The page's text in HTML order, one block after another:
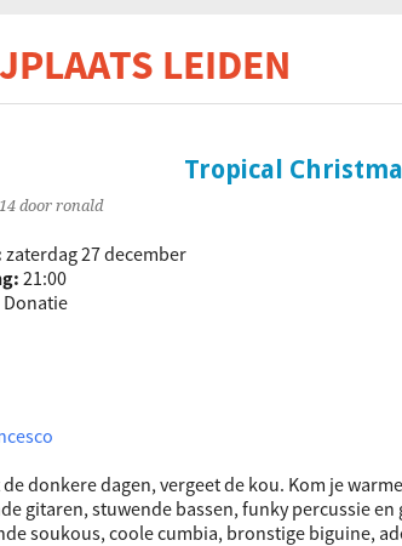
LEIDEN
Tropical
door ronald
zaterdag 27 december
21:00
Donatie
de donkere dagen, vergeet de kou. Kom je
gitaren, stuwende bassen, funky percussie
soukous, coole cumbia, bronstige biguine,